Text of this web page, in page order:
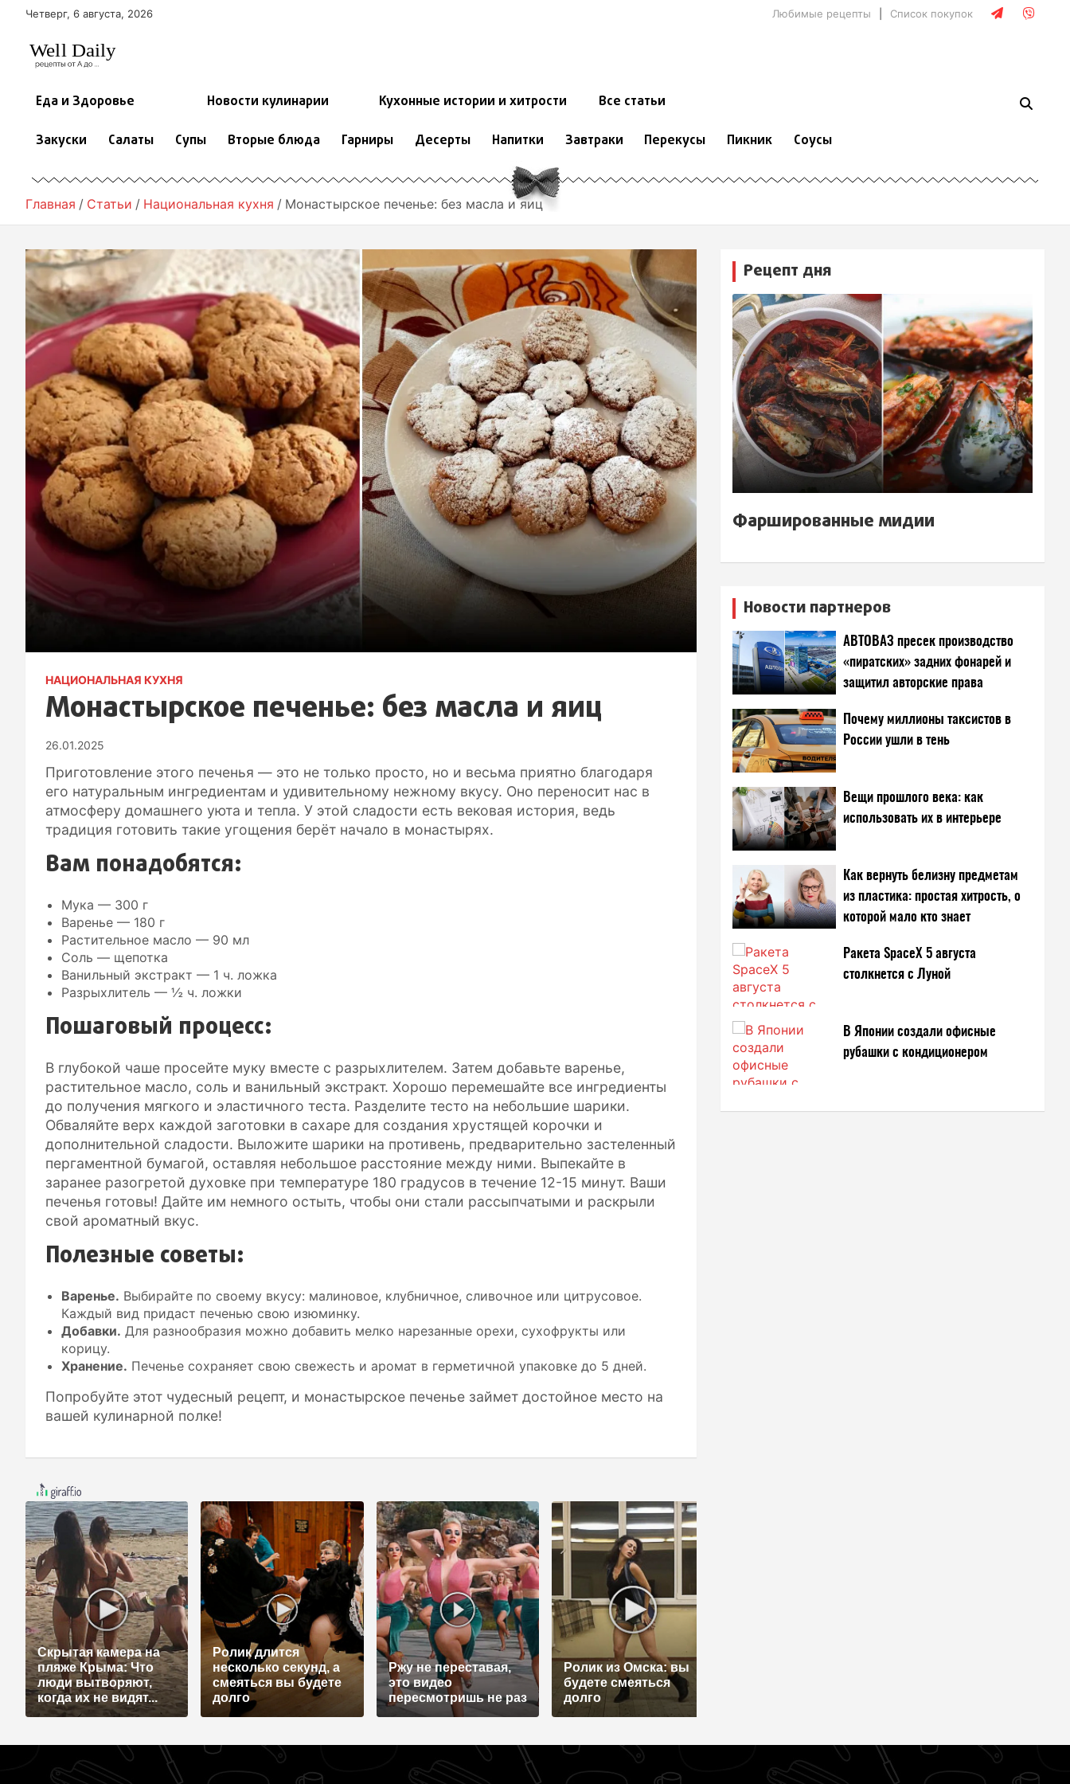
Четверг, 6 августа, 2026 Любимые рецепты Список покупок
Еда и Здоровье Новости кулинарии Кухонные истории и хитрости Все статьи
Закуски Салаты Супы Вторые блюда Гарниры Десерты Напитки Завтраки Перекусы Пикник Соусы
Главная Статьи Национальная кухня Монастырское печенье: без масла и яиц
НАЦИОНАЛЬНАЯ КУХНЯ
Монастырское печенье: без масла и яиц
26.01.2025
Приготовление этого печенья — это не только просто, но и весьма приятно благодаря
его натуральным ингредиентам и удивительному нежному вкусу. Оно переносит нас в
атмосферу домашнего уюта и тепла. У этой сладости есть вековая история, ведь
традиция готовить такие угощения берёт начало в монастырях.
Вам понадобятся:
Мука — 300 г
Варенье — 180 г
Растительное масло — 90 мл
Соль — щепотка
Ванильный экстракт — 1 ч. ложка
Разрыхлитель — ½ ч. ложки
Пошаговый процесс:
В глубокой чаше просейте муку вместе с разрыхлителем. Затем добавьте варенье,
растительное масло, соль и ванильный экстракт. Хорошо перемешайте все ингредиенты
до получения мягкого и эластичного теста. Разделите тесто на небольшие шарики.
Обваляйте верх каждой заготовки в сахаре для создания хрустящей корочки и
дополнительной сладости. Выложите шарики на противень, предварительно застеленный
пергаментной бумагой, оставляя небольшое расстояние между ними. Выпекайте в
заранее разогретой духовке при температуре 180 градусов в течение 12-15 минут. Ваши
печенья готовы! Дайте им немного остыть, чтобы они стали рассыпчатыми и раскрыли
свой ароматный вкус.
Полезные советы:
Варенье. Выбирайте по своему вкусу: малиновое, клубничное, сливочное или цитрусовое.
Каждый вид придаст печенью свою изюминку.
Добавки. Для разнообразия можно добавить мелко нарезанные орехи, сухофрукты или
корицу.
Хранение. Печенье сохраняет свою свежесть и аромат в герметичной упаковке до 5 дней.
Попробуйте этот чудесный рецепт, и монастырское печенье займет достойное место на
вашей кулинарной полке!
Скрытая камера на
пляже Крыма: Что
люди вытворяют,
когда их не видят...
Ролик длится
несколько секунд, а
смеяться вы будете
долго
Ржу не переставая,
это видео
пересмотришь не раз
Ролик из Омска: вы
будете смеяться
долго
Рецепт дня
Фаршированные мидии
Новости партнеров
АВТОВАЗ пресек производство
«пиратских» задних фонарей и
защитил авторские права
Почему миллионы таксистов в
России ушли в тень
Вещи прошлого века: как
использовать их в интерьере
Как вернуть белизну предметам
из пластика: простая хитрость, о
которой мало кто знает
Ракета SpaceX 5 августа
столкнется с Луной
В Японии создали офисные
рубашки с кондиционером